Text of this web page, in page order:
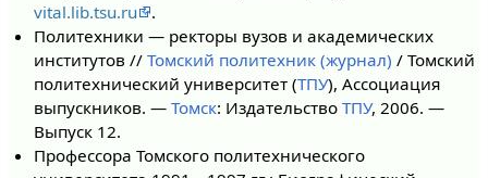
vital.lib.tsu.ru
.
Политехники — ректоры вузов и академических
институтов //Томский политехник (журнал) / Томский
политехнический университет (ТПУ), Ассоциация
выпускников. —Томск: ИздательствоТПУ, 2006. —
Выпуск 12.
Профессора Томского политехнического